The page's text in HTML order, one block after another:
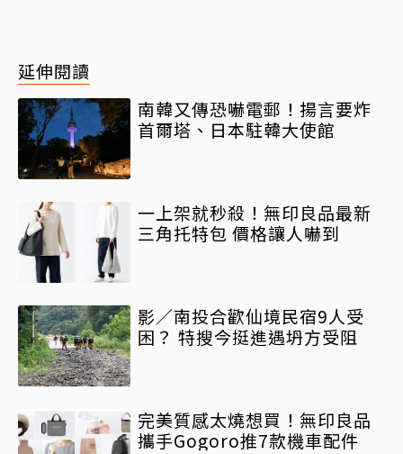
延伸閱讀
南韓又傳恐嚇電郵！揚言要炸
首爾塔、日本駐韓大使館
一上架就秒殺！無印良品最新
三角托特包 價格讓人嚇到
影／南投合歡仙境民宿9人受
困？ 特搜今挺進遇坍方受阻
完美質感太燒想買！無印良品
攜手Gogoro推7款機車配件